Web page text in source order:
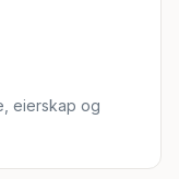
eierskap og